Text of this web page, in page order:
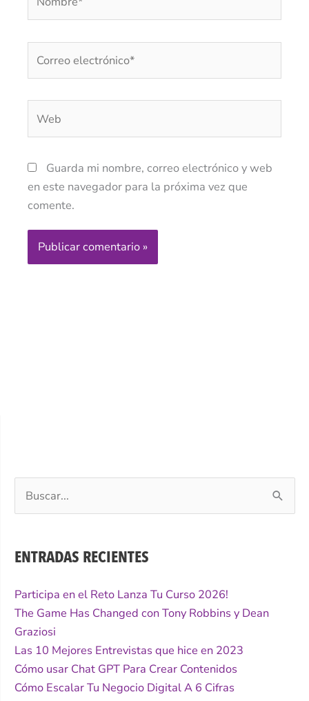
electrónico*
Guarda mi nombre, correo electrónico y web
en este navegador para la próxima vez que
comente.
Buscar
por:
ENTRADAS RECIENTES
Participa en el Reto Lanza Tu Curso 2026!
The Game Has Changed con Tony Robbins y Dean
Graziosi
Las 10 Mejores Entrevistas que hice en 2023
Cómo usar Chat GPT Para Crear Contenidos
Cómo Escalar Tu Negocio Digital A 6 Cifras